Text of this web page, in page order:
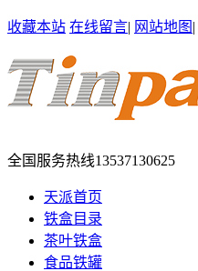
收藏本站 在线留言| 网站地图 |
全国服务热线13537130625
天派首页
铁盒目录
茶叶铁盒
食品铁罐